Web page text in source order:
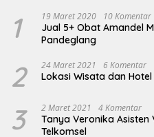
1 19 Maret 2020 10 Komentar
Jual 5+ Obat Amandel
Pandeglang
2 24 Maret 2021 6 Komentar
Lokasi Wisata dan
3 2 Maret 2021 4 Komentar
Tanya Veronika
Telkomsel